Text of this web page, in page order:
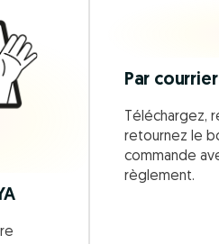
Par courrier
Téléchargez,
retournez le
commande
règlement.